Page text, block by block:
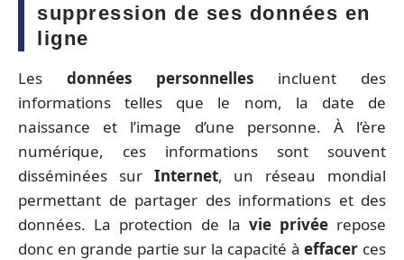
suppression de ses données en
ligne
Les données personnelles incluent des
informations telles que le nom, la date de
naissance et l’image d’une personne. À l’ère
numérique, ces informations sont souvent
disséminées sur Internet, un réseau mondial
permettant de partager des informations et des
données. La protection de la vie privéerepose
donc en grande partie sur la capacité àeffacer ces